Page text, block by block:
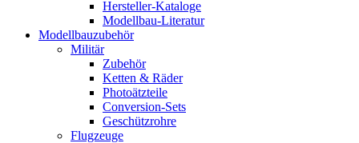
Hersteller-Kataloge
Modellbau-Literatur
Modellbauzubehör
Militär
Zubehör
Ketten & Räder
Photoätzteile
Conversion-Sets
Geschützrohre
Flugzeuge